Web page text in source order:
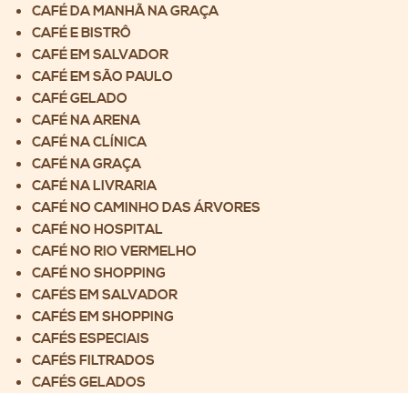
CAFÉ DA MANHÃ NA GRAÇA
CAFÉ E BISTRÔ
CAFÉ EM SALVADOR
CAFÉ EM SÃO PAULO
CAFÉ GELADO
CAFÉ NA ARENA
CAFÉ NA CLÍNICA
CAFÉ NA GRAÇA
CAFÉ NA LIVRARIA
CAFÉ NO CAMINHO DAS ÁRVORES
CAFÉ NO HOSPITAL
CAFÉ NO RIO VERMELHO
CAFÉ NO SHOPPING
CAFÉS EM SALVADOR
CAFÉS EM SHOPPING
CAFÉS ESPECIAIS
CAFÉS FILTRADOS
CAFÉS GELADOS